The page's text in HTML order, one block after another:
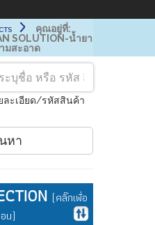
คุณอยู่ที่:
SOLUTION-น้ำยา
มสะอาด
ละเอียด/รหัสสินค้า
หา
(คลิ๊กเพื่อ
น)